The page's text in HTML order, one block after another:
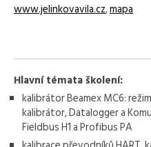
www.jelinkovavila.cz,mapa
Hlavnítémata školení:
kalibrátor Beamex MC6:
kalibrátor, Datalogger a
Fieldbus H1 a Profibus PA